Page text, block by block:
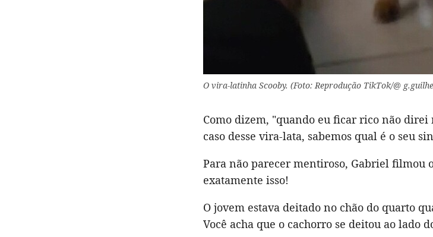
O vira-latinha Scooby. (Foto: Reprodução TikTok/@
Como dizem, "quando eu ficar rico não direi
caso desse vira-lata, sabemos qual é o seu
Para não parecer mentiroso, Gabriel filmou
exatamente isso!
O jovem estava deitado no chão do quarto
Você acha que o cachorro se deitou ao lado